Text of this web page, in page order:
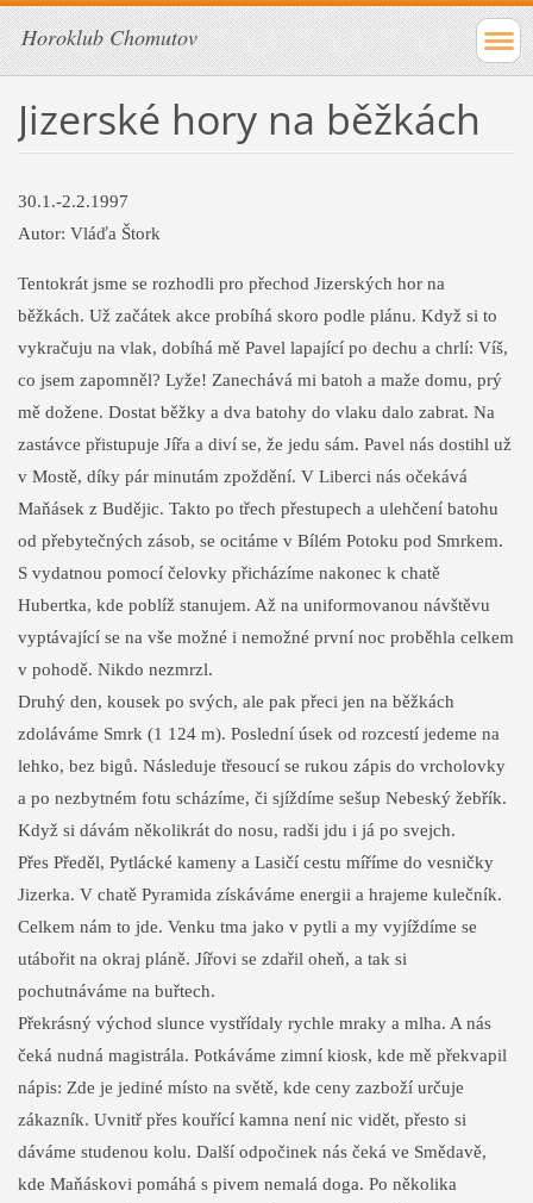
Horoklub Chomutov
Jizerské hory na běžkách
30.1.-2.2.1997
Autor: Vláďa Štork
Tentokrát jsme se rozhodli pro přechod Jizerských hor na
běžkách. Už začátek akce probíhá skoro podle plánu. Když si to
vykračuju na vlak, dobíhá mě Pavel lapající po dechu a chrlí: Víš,
co jsem zapomněl? Lyže! Zanechává mi batoh a maže domu, prý
mě dožene. Dostat běžky a dva batohy do vlaku dalo zabrat. Na
zastávce přistupuje Jířa a diví se, že jedu sám. Pavel nás dostihl už
v Mostě, díky pár minutám zpoždění. V Liberci nás očekává
Maňásek z Budějic. Takto po třech přestupech a ulehčení batohu
od přebytečných zásob, se ocitáme v Bílém Potoku pod Smrkem.
S vydatnou pomocí čelovky přicházíme nakonec k chatě
Hubertka, kde poblíž stanujem. Až na uniformovanou návštěvu
vyptávající se na vše možné i nemožné první noc proběhla celkem
v pohodě. Nikdo nezmrzl.
Druhý den, kousek po svých, ale pak přeci jen na běžkách
zdoláváme Smrk (1 124 m). Poslední úsek od rozcestí jedeme na
lehko, bez bigů. Následuje třesoucí se rukou zápis do vrcholovky
a po nezbytném fotu scházíme, či sjíždíme sešup Nebeský žebřík.
Když si dávám několikrát do nosu, radši jdu i já po svejch.
Přes Předěl, Pytlácké kameny a Lasičí cestu míříme do vesničky
Jizerka. V chatě Pyramida získáváme energii a hrajeme kulečník.
Celkem nám to jde. Venku tma jako v pytli a my vyjíždíme se
utábořit na okraj pláně. Jířovi se zdařil oheň, a tak si
pochutnáváme na buřtech.
Překrásný východ slunce vystřídaly rychle mraky a mlha. A nás
čeká nudná magistrála. Potkáváme zimní kiosk, kde mě překvapil
nápis: Zde je jediné místo na světě, kde ceny zazboží určuje
zákazník. Uvnitř přes kouřící kamna není nic vidět, přesto si
dáváme studenou kolu. Další odpočinek nás čeká ve Smědavě,
kde Maňáskovi pomáhá s pivem nemalá doga. Po několika